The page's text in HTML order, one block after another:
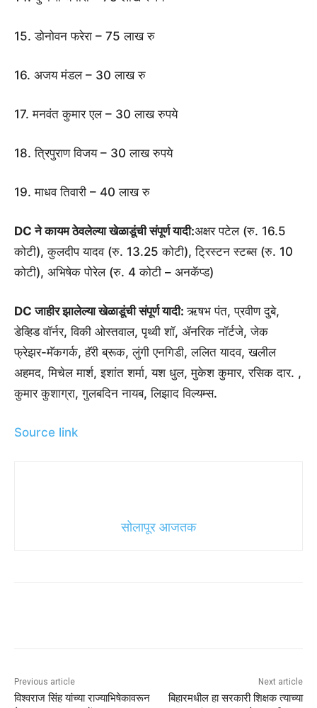
15. डोनोवन फरेरा – 75 लाख रु
16. अजय मंडल – 30 लाख रु
17. मनवंत कुमार एल – 30 लाख रुपये
18. त्रिपुराण विजय – 30 लाख रुपये
19. माधव तिवारी – 40 लाख रु
DC ने कायम ठेवलेल्या खेळाडूंची संपूर्ण यादी:अक्षर पटेल (रु. 16.5
कोटी), कुलदीप यादव (रु. 13.25 कोटी), ट्रिस्टन स्टब्स (रु. 10
कोटी), अभिषेक पोरेल (रु. 4 कोटी – अनकॅप्ड)
DC जाहीर झालेल्या खेळाडूंची संपूर्ण यादी:ऋषभ पंत, प्रवीण दुबे,
डेव्हिड वॉर्नर, विकी ओस्तवाल, पृथ्वी शॉ, ॲनरिक नॉर्टजे, जेक
फ्रेझर-मॅकगर्क, हॅरी ब्रूक, लुंगी एनगिडी, ललित यादव, खलील
अहमद, मिचेल मार्श, इशांत शर्मा, यश धुल, मुकेश कुमार, रसिक दार. ,
कुमार कुशाग्रा, गुलबदिन नायब, लिझाद विल्यम्स.
Source link
सोलापूर आजतक
Previous article
विश्वराज सिंह यांच्या राज्याभिषेकावरून
Next article
बिहारमधील हा सरकारी शिक्षक त्याच्या